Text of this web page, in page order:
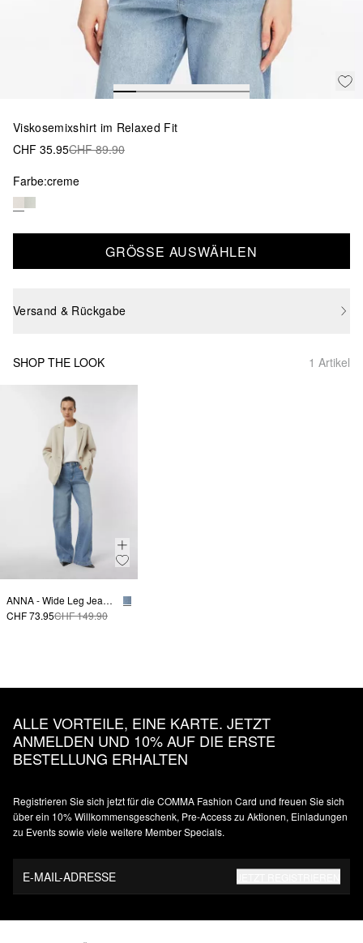
Viskosemixshirt im Relaxed Fit
CHF 35.95CHF 89.90
Farbe:creme
GRÖSSE AUSWÄHLEN
Versand & Rückgabe
SHOP THE LOOK 1 Artikel
ANNA - Wide Leg Jeans mit vorverlegter Naht
CHF 73.95CHF 149.90
ALLE VORTEILE, EINE KARTE. JETZT
ANMELDEN UND 10% AUF DIE ERSTE
BESTELLUNG ERHALTEN
Registrieren Sie sich jetzt für die COMMA Fashion Card und freuen Sie sich
über ein 10% Willkommensgeschenk, Pre-Access zu Aktionen, Einladungen
zu Events sowie viele weitere Member Specials.
E-MAIL-ADRESSE